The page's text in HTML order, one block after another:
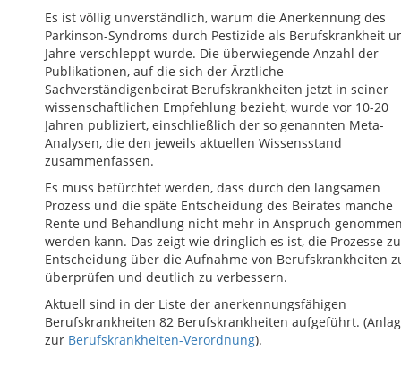
Es ist völlig unverständlich, warum die Anerkennung des
Parkinson-Syndroms durch Pestizide als Berufskrankheit
Jahre verschleppt wurde. Die überwiegende Anzahl der
Publikationen, auf die sich der Ärztliche
Sachverständigenbeirat Berufskrankheiten jetzt in seiner
wissenschaftlichen Empfehlung bezieht, wurde vor 10-20
Jahren publiziert, einschließlich der so genannten Meta-
Analysen, die den jeweils aktuellen Wissensstand
zusammenfassen.
Es muss befürchtet werden, dass durch den langsamen
Prozess und die späte Entscheidung des Beirates manche
Rente und Behandlung nicht mehr in Anspruch
werden kann. Das zeigt wie dringlich es ist, die Prozesse
Entscheidung über die Aufnahme von Berufskrankheiten
überprüfen und deutlich zu verbessern.
Aktuell sind in der Liste der anerkennungsfähigen
Berufskrankheiten 82 Berufskrankheiten aufgeführt.
zur Berufskrankheiten-Verordnung).